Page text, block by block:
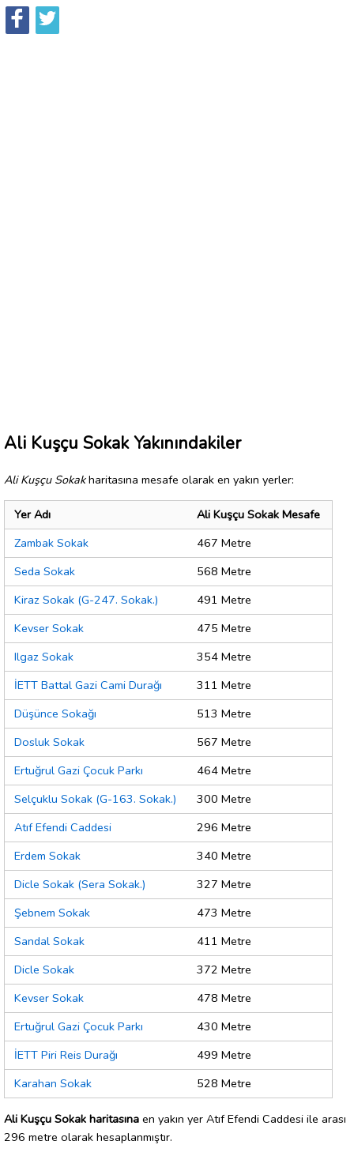
Ali Kuşçu Sokak Yakınındakiler
Ali Kuşçu Sokakharitasına mesafe olarak en yakın yerler:
Yer Adı
Ali Kuşçu Sokak Mesafe
Zambak Sokak
467 Metre
Seda Sokak
568 Metre
Kiraz Sokak (G-247. Sokak.)
491 Metre
Kevser Sokak
475 Metre
Ilgaz Sokak
354 Metre
İETT Battal Gazi Cami Durağı
311 Metre
Düşünce Sokağı
513 Metre
Dosluk Sokak
567 Metre
Ertuğrul Gazi Çocuk Parkı
464 Metre
Selçuklu Sokak (G-163. Sokak.)
300 Metre
Atıf Efendi Caddesi
296 Metre
Erdem Sokak
340 Metre
Dicle Sokak (Sera Sokak.)
327 Metre
Şebnem Sokak
473 Metre
Sandal Sokak
411 Metre
Dicle Sokak
372 Metre
Kevser Sokak
478 Metre
Ertuğrul Gazi Çocuk Parkı
430 Metre
İETT Piri Reis Durağı
499 Metre
Karahan Sokak
528 Metre
Ali Kuşçu Sokak haritasına en yakın yer Atıf Efendi Caddesi ile arası
296 metre olarak hesaplanmıştır.